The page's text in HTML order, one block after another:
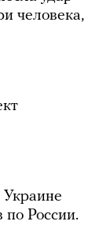
человека,
по России.